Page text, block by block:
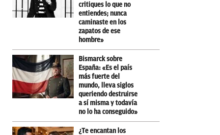
critiques lo que no
entiendes; nunca
caminaste en los
zapatos de ese
hombre»
Bismarck sobre
España: «Es el país
más fuerte del
mundo, lleva siglos
queriendo destruirse
a sí misma y todavía
no lo ha conseguido»
¿Te encantan los